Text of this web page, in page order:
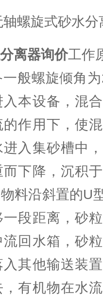
离器询价工作
般螺旋倾角
本设备，混
作用下，使
入集砂槽中
下降，沉积
料沿斜置的U
段距离，砂
回水箱，砂
其他输送装
有机物在水